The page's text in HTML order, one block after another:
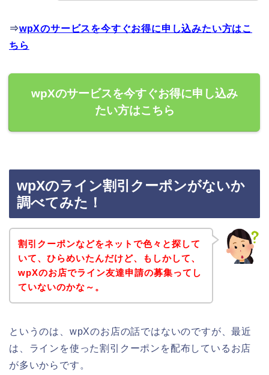
⇒wpXのサービスを今すぐお得に申し込みたい方はこ
ちら
wpXのサービスを今すぐお得に申し込み
たい方はこちら
wpXのライン割引クーポンがないか
調べてみた！
割引クーポンなどをネットで色々と探して
いて、ひらめいたんだけど、もしかして、
wpXのお店でライン友達申請の募集ってし
ていないのかな～。
というのは、wpXのお店の話ではないのですが、最近
は、ラインを使った割引クーポンを配布しているお店
が多いからです。